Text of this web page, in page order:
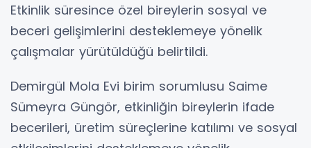
Etkinlik süresince özel bireylerin sosyal ve
beceri gelişimlerini desteklemeye yönelik
çalışmalar yürütüldüğü belirtildi.
Demirgül Mola Evi birim sorumlusu Saime
Sümeyra Güngör, etkinliğin bireylerin ifade
becerileri, üretim süreçlerine katılımı ve sosyal